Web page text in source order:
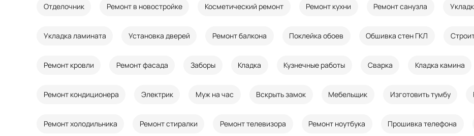
Отделочник Ремонт в новостройке Косметический ремонт Ремонт кухни Ремонт санузла
Укладка ламината Установка дверей Ремонт балкона Поклейка обоев Обшивка стен ГКЛ
Ремонт кровли Ремонт фасада Заборы Кладка Кузнечные работы Сварка Кладка камина
Ремонт кондиционера Электрик Муж на час Вскрыть замок Мебельщик Изготовить тумбу
Ремонт холодильника Ремонт стиралки Ремонт телевизора Ремонт ноутбука Прошивка телефона